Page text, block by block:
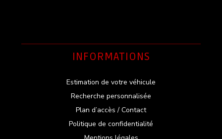
INFORMATIONS
Estimation de votre véhicule
Recherche personnalisée
Plan d’accès / Contact
Politique de confidentialité